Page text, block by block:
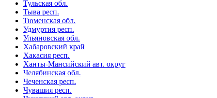
Тульская обл.
Тыва респ.
Тюменская обл.
Удмуртия респ.
Ульяновская обл.
Хабаровский край
Хакасия респ.
Ханты-Мансийский авт. округ
Челябинская обл.
Чеченская респ.
Чувашия респ.